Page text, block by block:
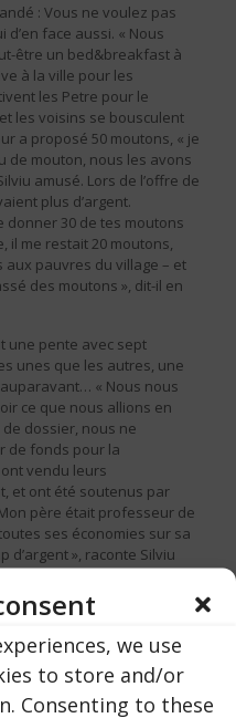
we use
to store and/or
Consenting to these
: Vous ne voulez pas
d’en face aussi. « Nous
être un bed&breakfast à
à la ville pour les
les Petre pour le
les voisins se bousculent
a proposé 50 moutons, « je
de mouton, nous les avons
amusé. Lors de l’offre de
plus d’argent.
donner 30 de tes moutons
il me restait 20 moutons,
pauvres du village – et
des moutons », dit-il en
une pente avec sept
unes que les autres, une
« Nous nous
ce que nous allions en
de dossier, nous ne
de fonds pour la
vendu leurs
et ont été soutenus par
père était professeur de
ses économies sur sa
d’argent », raconte Silviu
a également aidés »,
été investi dans le rêve
Cobor » a duré cinq